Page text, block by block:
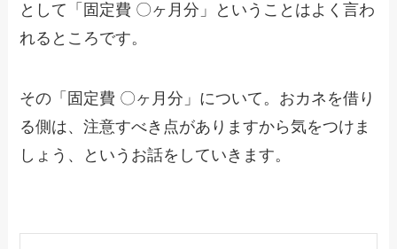
として「固定費 〇ヶ月分」ということはよく言わ
れるところです。
その「固定費 〇ヶ月分」について。おカネを借り
る側は、注意すべき点がありますから気をつけま
しょう、というお話をしていきます。